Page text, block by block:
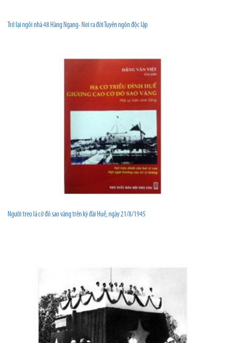
Trở lại ngôi nhà 48 Hàng Ngang- Nơi ra đời Tuyên ngôn độc lập
Người treo lá cờ đỏ sao vàng trên kỳ đài Huế, ngày 21/8/1945